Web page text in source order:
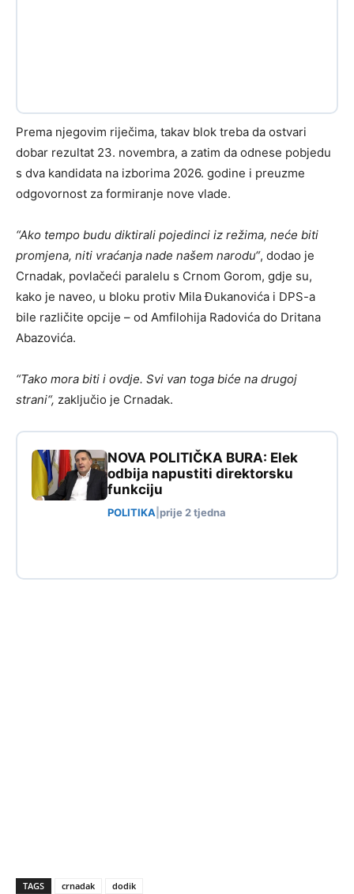
Prema njegovim riječima, takav blok treba da ostvari
dobar rezultat 23. novembra, a zatim da odnese pobjedu
s dva kandidata na izborima 2026. godine i preuzme
odgovornost za formiranje nove vlade.
“Ako tempo budu diktirali pojedinci iz režima, neće biti
promjena, niti vraćanja nade našem narodu“, dodao je
Crnadak, povlačeći paralelu s Crnom Gorom, gdje su,
kako je naveo, u bloku protiv Mila Đukanovića i DPS-a
bile različite opcije – od Amfilohija Radovića do Dritana
Abazovića.
“Tako mora biti i ovdje. Svi van toga biće na drugoj
strani“, zaključio je Crnadak.
NOVA POLITIČKA BURA: Elek
odbija napustiti direktorsku
funkciju
POLITIKA prije 2 tjedna
TAGS crnadak dodik